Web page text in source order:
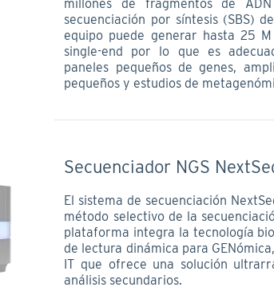
millones de fragmentos de
secuenciación por síntesis (SBS)
equipo puede generar hasta 25
single-end por lo que es
paneles pequeños de genes,
pequeños y estudios de
Secuenciador NGS
El sistema de secuenciación
método selectivo de la
plataforma integra la tecnología
de lectura dinámica para
IT que ofrece una solución
análisis secundarios.